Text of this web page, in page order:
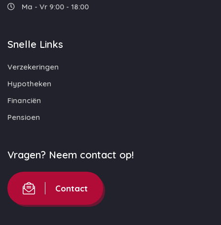
Ma - Vr 9:00 - 18:00
Snelle Links
Verzekeringen
Hypotheken
Financiën
Pensioen
Vragen? Neem contact op!
Contact